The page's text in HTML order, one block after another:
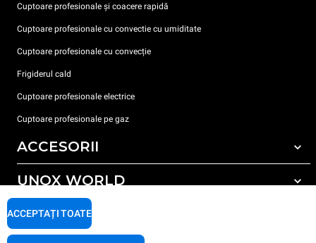
Cuptoare profesionale și coacere rapidă
Cuptoare profesionale cu convectie cu umiditate
Cuptoare profesionale cu convecție
Frigiderul cald
Cuptoare profesionale electrice
Cuptoare profesionale pe gaz
ACCESORII
Toate accesoriile
Detergent pentru spălarea automată
Detergent pentru spălarea manuală
UNOX WORLD
Sediile noastre în lume
SUPORT
ACCEPTAȚI TOATE